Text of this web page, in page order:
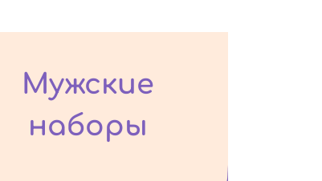
Мужские
наборы